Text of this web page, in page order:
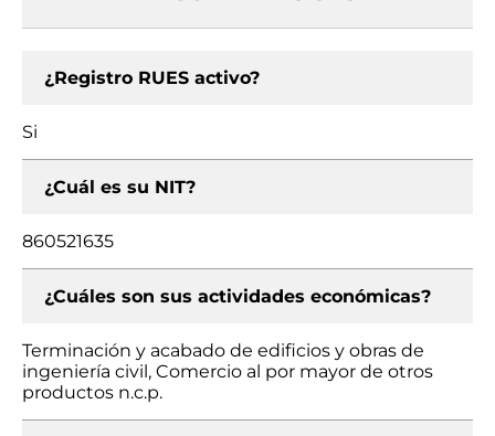
¿Registro RUES activo?
Si
¿Cuál es su NIT?
860521635
¿Cuáles son sus actividades económicas?
Terminación y acabado de edificios y obras de
ingeniería civil, Comercio al por mayor de otros
productos n.c.p.